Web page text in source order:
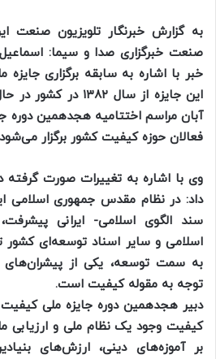
به گزارش خبرنگار تلویزیون صنعت
صنعت خبرگزاری صدا و سیما:
خبر با اشاره به سابقه برگزاری
آبان مراسم اختتامیه هجدهمین دوره
فعالان حوزه کیفیت کشور برگزار
وی با اشاره به تغییرات صورت گرفته
داد: در نظام مقدس جمهوری اسلامی
سند الگوی اسلامی- ایرانی
اسلامی و سایر اسناد توسعه‌ای
به سمت توسعه، یکی از پیشران‌های
توجه به مقوله کیفیت است.
دبیر هجدهمین دوره جایزه ملی
کیفیت وجود یک نظام ملی و ارزیابی
بر آموزه‌های دینی، ارزش‌های